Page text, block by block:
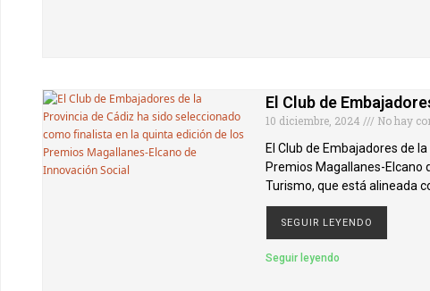
El Club de
10 diciembre, 2024
No hay
El Club de Embajadores de
Premios Magallanes-Elcano
Turismo, que está alineada
SEGUIR LEYENDO
Seguir leyendo